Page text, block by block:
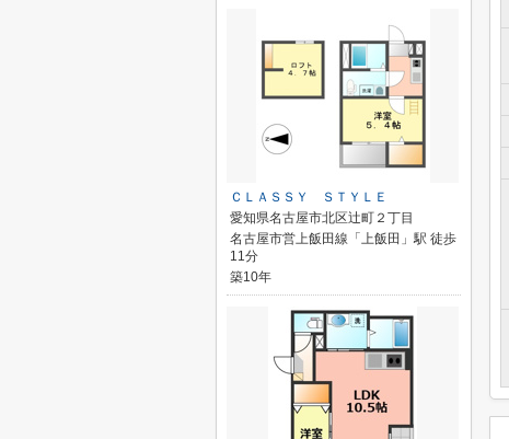
ＣＬＡＳＳＹ ＳＴＹＬＥ
愛知県名古屋市北区辻町２丁目
名古屋市営上飯田線「上飯田」駅 徒歩
11分
築10年